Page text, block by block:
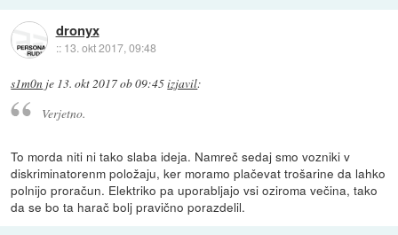
dronyx
:: 13. okt 2017, 09:48
s1m0n je 13. okt 2017 ob 09:45izjavil:
Verjetno.
To morda niti ni tako slaba ideja. Namreč sedaj smo vozniki v
diskriminatorenm položaju, ker moramo plačevat trošarine da lahko
polnijo proračun. Elektriko pa uporabljajo vsi oziroma večina, tako
da se bo ta harač bolj pravično porazdelil.